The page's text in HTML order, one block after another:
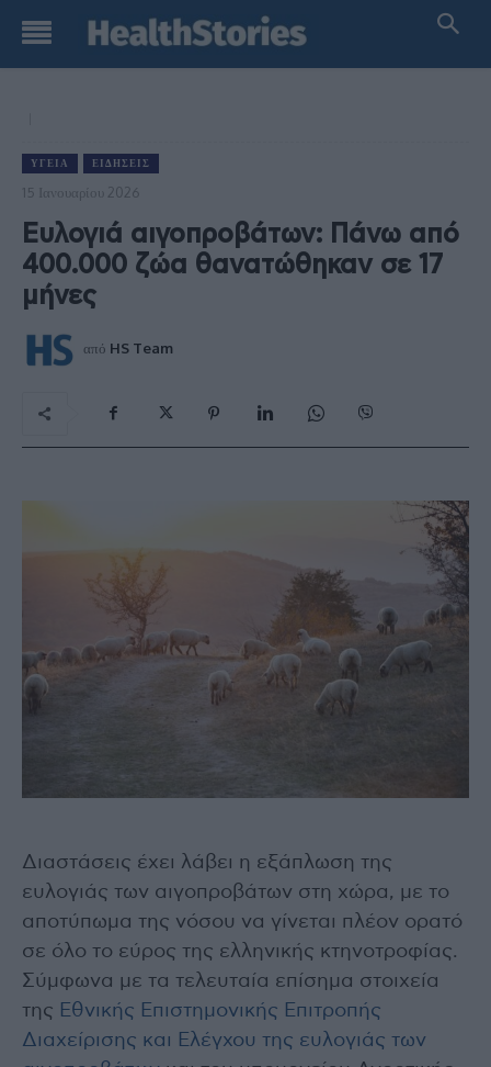
ΥΓΕΊΑ ΕΙΔΉΣΕΙΣ
15 Ιανουαρίου 2026
Ευλογιά αιγοπροβάτων: Πάνω από
400.000 ζώα θανατώθηκαν σε 17
μήνες
από HS Team
Διαστάσεις έχει λάβει η εξάπλωση της
ευλογιάς των αιγοπροβάτων στη χώρα, με το
αποτύπωμα της νόσου να γίνεται πλέον ορατό
σε όλο το εύρος της ελληνικής κτηνοτροφίας.
Σύμφωνα με τα τελευταία επίσημα στοιχεία
της Εθνικής Επιστημονικής Επιτροπής
Διαχείρισης και Ελέγχου της ευλογιάς των